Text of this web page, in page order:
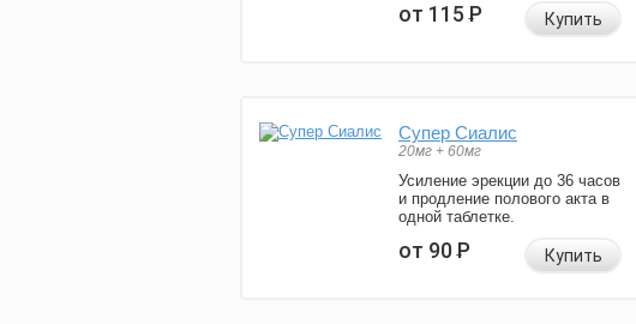
от 115Р Купить
Супер Сиалис
20мг + 60мг
Усиление эрекции до 36 часов
и продление полового акта в
одной таблетке.
от 90Р Купить